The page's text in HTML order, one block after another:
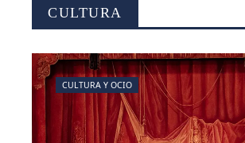
CULTURA
CULTURA Y OCIO